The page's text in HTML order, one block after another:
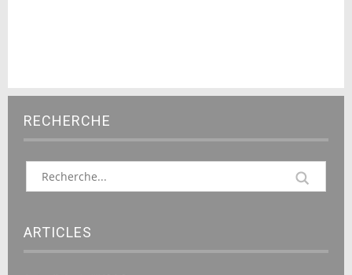
RECHERCHE
ARTICLES